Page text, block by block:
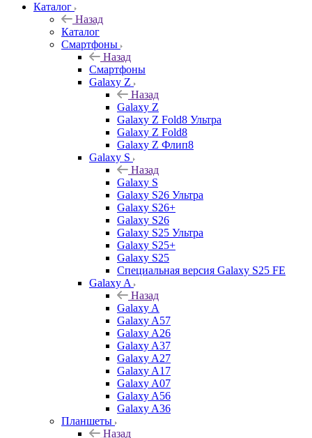
Каталог
Назад
Каталог
Смартфоны
Назад
Смартфоны
Galaxy Z
Назад
Galaxy Z
Galaxy Z Fold8 Ультра
Galaxy Z Fold8
Galaxy Z Флип8
Galaxy S
Назад
Galaxy S
Galaxy S26 Ультра
Galaxy S26+
Galaxy S26
Galaxy S25 Ультра
Galaxy S25+
Galaxy S25
Специальная версия Galaxy S25 FE
Galaxy A
Назад
Galaxy A
Galaxy A57
Galaxy A26
Galaxy A37
Galaxy A27
Galaxy A17
Galaxy A07
Galaxy A56
Galaxy A36
Планшеты
Назад